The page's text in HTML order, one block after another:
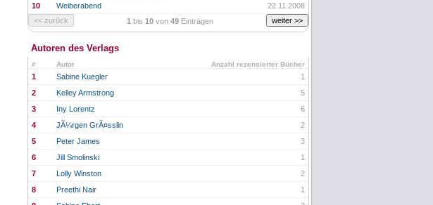
10
22.11.2008
Weiberabend
1 bis 10 von 49 Einträgen
Autoren des Verlags
# Anzahl rezensierter Bücher
Autor
1 1
Sabine Kuegler
2
5
Kelley Armstrong
3
6
Iny Lorentz
4
2
JÃ¼rgen GrÃ¤sslin
5
3
Peter James
6
1
Jill Smolinski
7
2
Lolly Winston
8
1
Preethi Nair